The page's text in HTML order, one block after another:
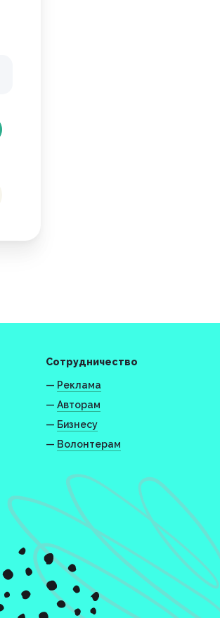
Сотрудничество
— Реклама
— Авторам
— Бизнесу
— Волонтерам